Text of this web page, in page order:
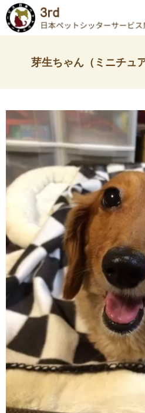
芽生ちゃん（ミニチュ